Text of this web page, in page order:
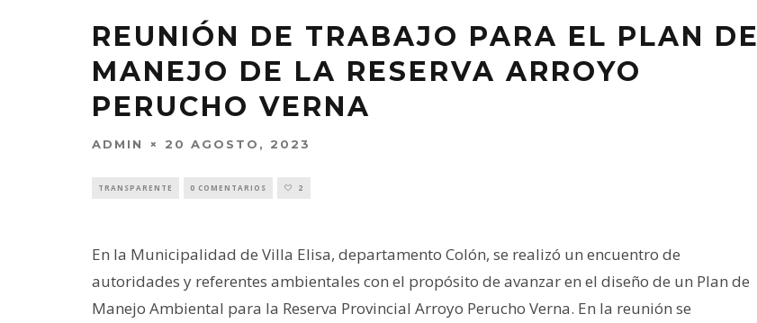
REUNIÓN DE TRABAJO PARA EL PLAN DE
MANEJO DE LA RESERVA ARROYO
PERUCHO VERNA
ADMIN 20 AGOSTO, 2023
TRANSPARENTE 0 COMENTARIOS 2
En la Municipalidad de Villa Elisa, departamento Colón, se realizó un encuentro de
autoridades y referentes ambientales con el propósito de avanzar en el diseño de un Plan de
Manejo Ambiental para la Reserva Provincial Arroyo Perucho Verna. En la reunión se